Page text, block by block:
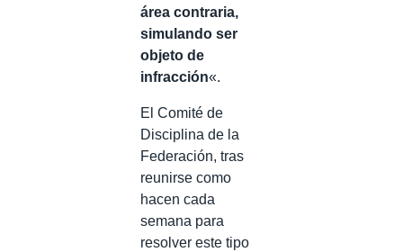
área contraria,
simulando ser
objeto de
infracción«.
El Comité de
Disciplina de la
Federación, tras
reunirse como
hacen cada
semana para
resolver este tipo